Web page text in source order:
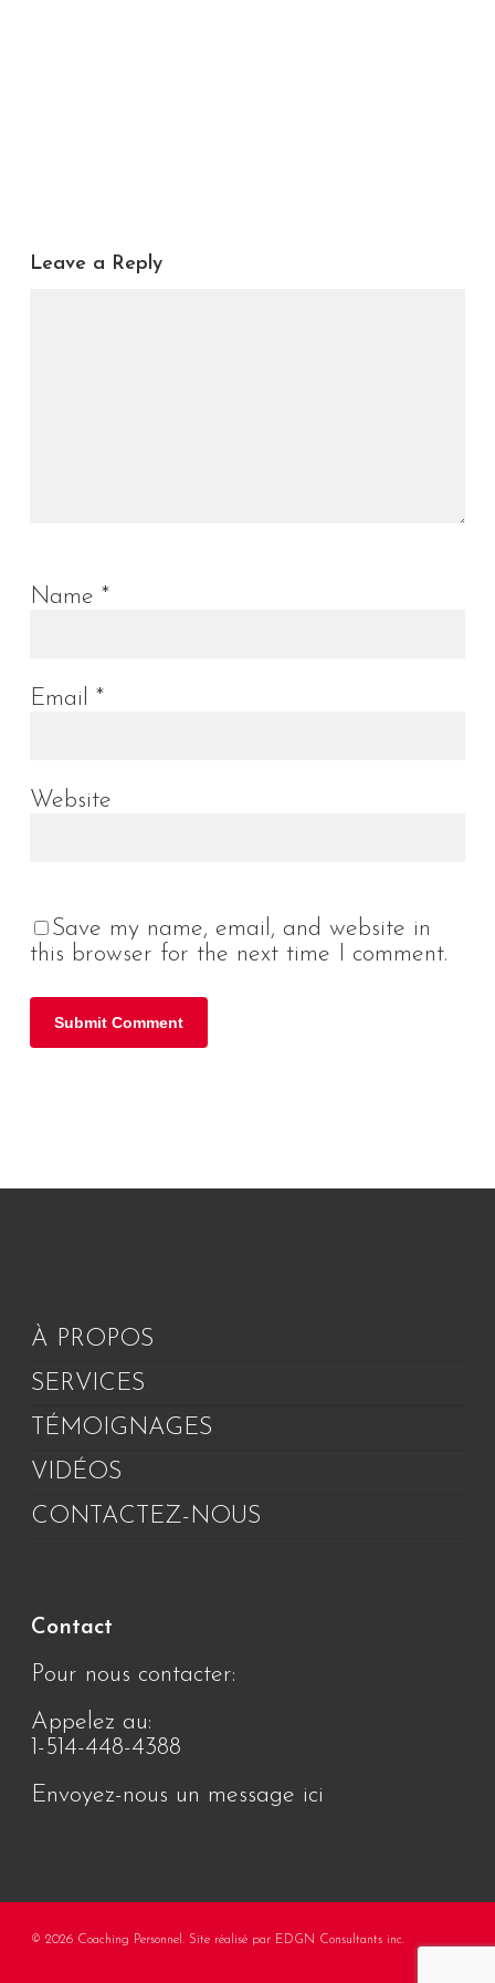
Leave a Reply
Name *
Email *
Website
Save my name, email, and website in
this browser for the next time I comment.
À PROPOS
SERVICES
TÉMOIGNAGES
VIDÉOS
CONTACTEZ-NOUS
Contact
Pour nous contacter:
Appelez au:
1-514-448-4388
Envoyez-nous un message ici
© 2026 Coaching Personnel. Site réalisé par EDGN Consultants inc.